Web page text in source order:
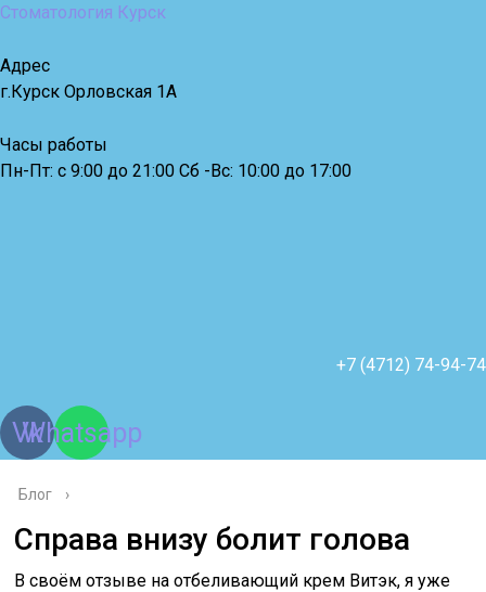
Стоматология Курск
Адрес
г.Курск Орловская 1А
Часы работы
Пн-Пт: с 9:00 до 21:00 Сб -Вс: 10:00 до 17:00
+7 (4712) 74-94-74
Vk
Whatsapp
Блог ›
Справа внизу болит голова
В своём отзыве на отбеливающий крем Витэк, я уже